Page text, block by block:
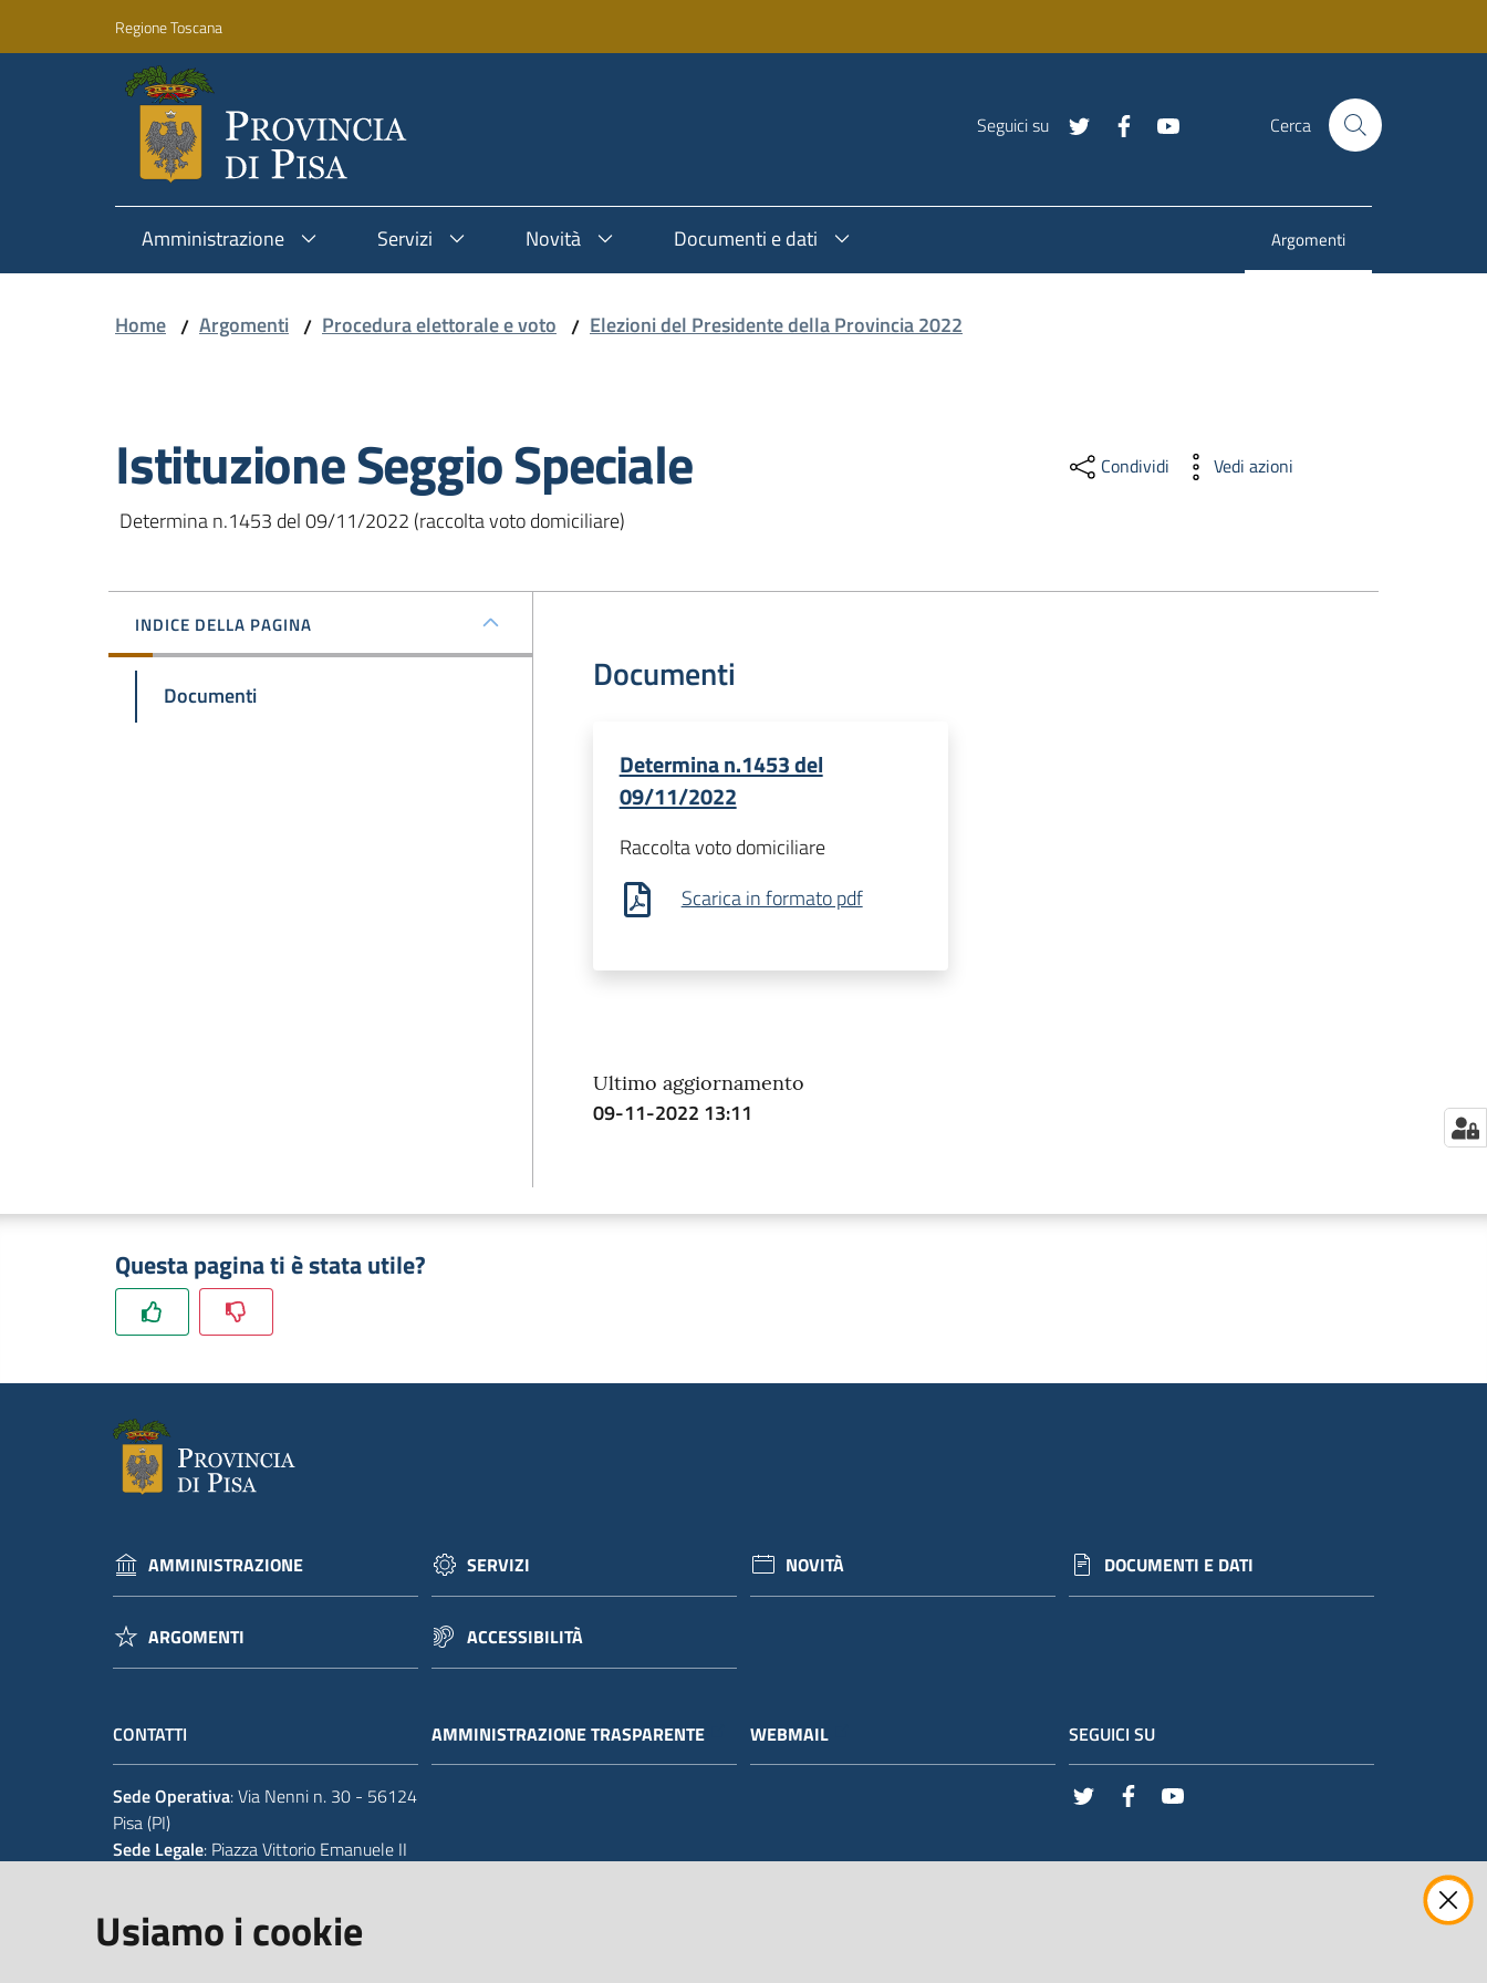
Vai al contenuto
Vai alla navigazione
Regione Toscana
Seguici su Cerca
Amministrazione Servizi Novità Documenti e dati Argomenti
Menu selezionato
Home / Argomenti / Procedura elettorale e voto / Elezioni del Presidente della Provincia 2022
Istituzione Seggio Speciale
Determina n.1453 del 09/11/2022 (raccolta voto domiciliare)
Condividi Vedi azioni
INDICE DELLA PAGINA
Documenti Documenti
Determina n.1453 del
09/11/2022
Raccolta voto domiciliare
Scarica in formato pdf
Ultimo aggiornamento
09-11-2022 13:11
Questa pagina ti è stata utile?
AMMINISTRAZIONE SERVIZI NOVITÀ DOCUMENTI E DATI
ARGOMENTI ACCESSIBILITÀ
CONTATTI
Sede Operativa: Via Nenni n. 30 - 56124
Pisa (PI)
Sede Legale: Piazza Vittorio Emanuele II
Tel.+39 050 929111
AMMINISTRAZIONE TRASPARENTE WEBMAIL SEGUICI SU
Twitter Facebook
Usiamo i cookie